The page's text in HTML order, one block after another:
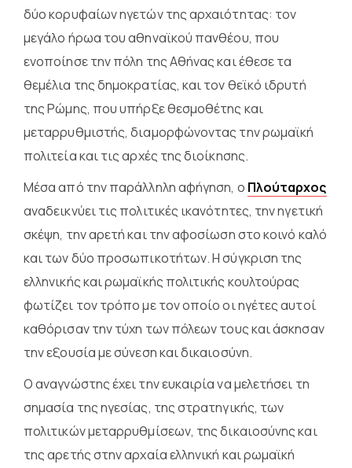
δύο κορυφαίων ηγετών της αρχαιότητας: τον
μεγάλο ήρωα του αθηναϊκού πανθέου, που
ενοποίησε την πόλη της Αθήνας και έθεσε τα
θεμέλια της δημοκρατίας, και τον θεϊκό ιδρυτή
της Ρώμης, που υπήρξε θεσμοθέτης και
μεταρρυθμιστής, διαμορφώνοντας την ρωμαϊκή
πολιτεία και τις αρχές της διοίκησης.
Μέσα από την παράλληλη αφήγηση, ο Πλούταρχος
αναδεικνύει τις πολιτικές ικανότητες, την ηγετική
σκέψη, την αρετή και την αφοσίωση στο κοινό καλό
και των δύο προσωπικοτήτων. Η σύγκριση της
ελληνικής και ρωμαϊκής πολιτικής κουλτούρας
φωτίζει τον τρόπο με τον οποίο οι ηγέτες αυτοί
καθόρισαν την τύχη των πόλεων τους και άσκησαν
την εξουσία με σύνεση και δικαιοσύνη.
Ο αναγνώστης έχει την ευκαιρία να μελετήσει τη
σημασία της ηγεσίας, της στρατηγικής, των
πολιτικών μεταρρυθμίσεων, της δικαιοσύνης και
της αρετής στην αρχαία ελληνική και ρωμαϊκή